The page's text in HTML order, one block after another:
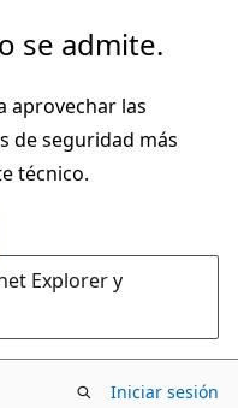
se admite.
aprovechar las
de seguridad más
técnico.
Explorer y
Iniciar sesión